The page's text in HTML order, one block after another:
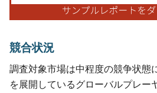
競合状況
調査対象市場は中程度の競争状態
を展開しているグローバルプレー